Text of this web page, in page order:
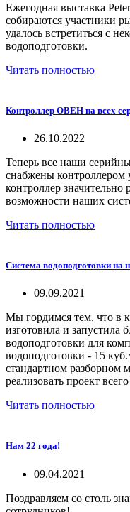
Ежегодная выставка
собираются участники
удалось встретиться с
водоподготовки.
Читать полностью
Контроллер ОВЕН на всех
26.10.2022
Теперь все наши
снабжены
контроллер
возможности наших
Читать полностью
Система водоподготовки на
09.09.2021
Мы гордимся тем, что в
изготовила и
водоподготовки для
водоподготовки - 15
стандартном разборном
реализовать проект
Читать полностью
Нам 22 года!
09.04.2021
Поздравляем со столь